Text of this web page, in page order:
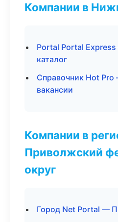
Компании в
Portal Portal
каталог
Справочник Hot Pro
вакансии
Компании в
Приволжский
округ
Город Net Portal —